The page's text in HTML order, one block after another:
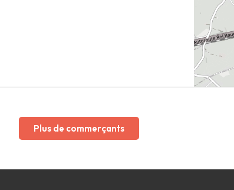
Plus de commerçants